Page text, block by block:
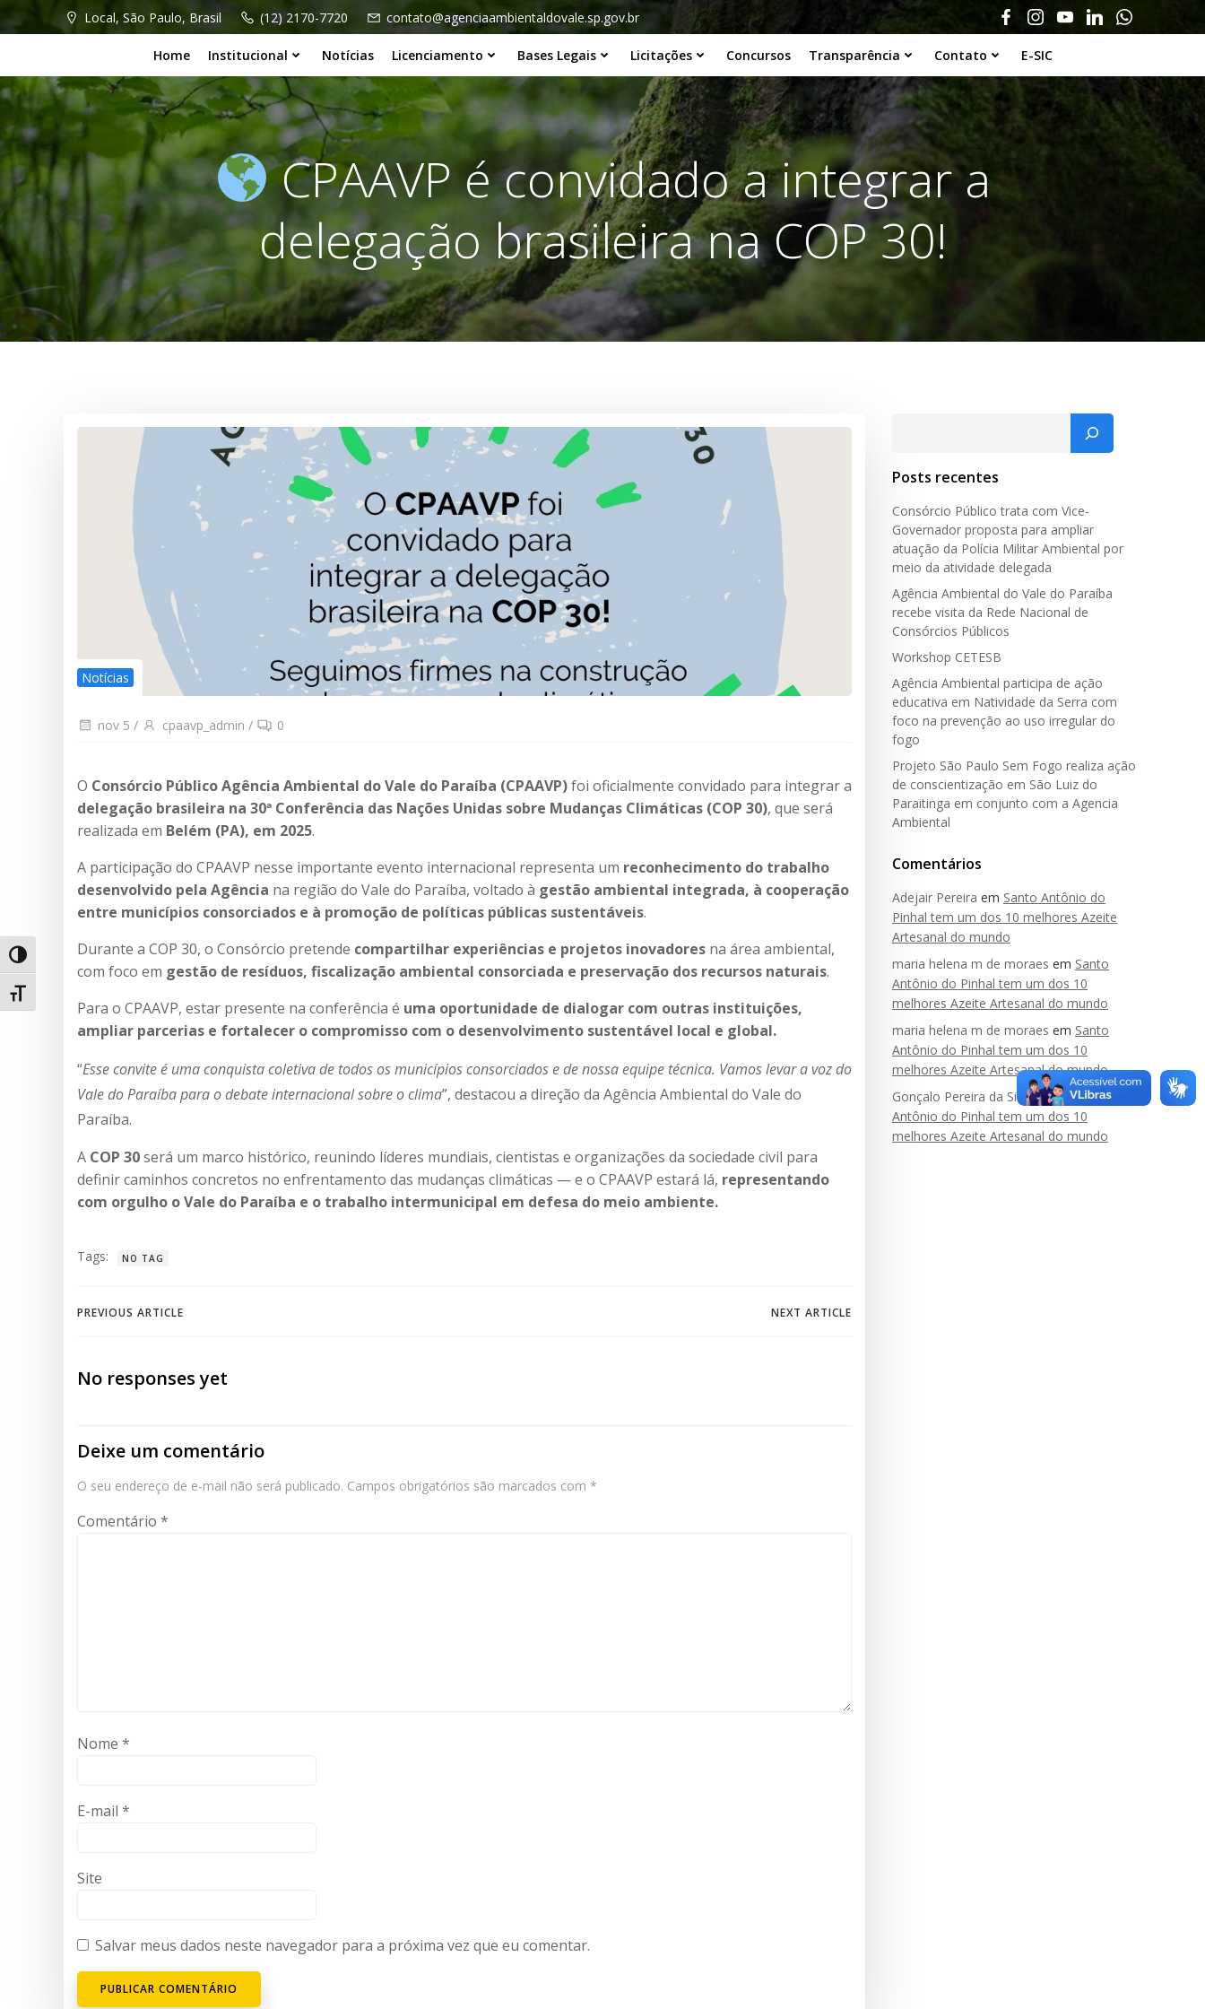
Alternar alto contraste
Alternar tamanho da fonte
para
conteúdo
Local, São Paulo, Brasil (12) 2170-7720 contato@agenciaambientaldovale.sp.gov.br
Home Institucional Notícias Licenciamento Bases Legais Licitações Concursos Transparência Contato E-SIC
CPAAVP é convidado a integrar a
delegação brasileira na COP 30!
Notícias
nov 5 / cpaavp_admin / 0
O Consórcio Público Agência Ambiental do Vale do Paraíba (CPAAVP)foi oficialmente convidado para integrar a
delegação brasileira na 30ª Conferência das Nações Unidas sobre Mudanças Climáticas (COP 30), que será
realizada em Belém (PA), em 2025.
A participação do CPAAVP nesse importante evento internacional representa um reconhecimento do trabalho
desenvolvido pela Agência na região do Vale do Paraíba, voltado à gestão ambiental integrada, à cooperação
entre municípios consorciados e à promoção de políticas públicas sustentáveis.
Durante a COP 30, o Consórcio pretende compartilhar experiências e projetos inovadores na área ambiental,
com foco em gestão de resíduos, fiscalização ambiental consorciada e preservação dos recursos naturais.
Para o CPAAVP, estar presente na conferência é uma oportunidade de dialogar com outras instituições,
ampliar parcerias e fortalecer o compromisso com o desenvolvimento sustentável local e global.
“Esse convite é uma conquista coletiva de todos os municípios consorciados e de nossa equipe técnica. Vamos levar a voz do
Vale do Paraíba para o debate internacional sobre o clima”, destacou a direção da Agência Ambiental do Vale do
Paraíba.
A COP 30será um marco histórico, reunindo líderes mundiais, cientistas e organizações da sociedade civil para
definir caminhos concretos no enfrentamento das mudanças climáticas — e o CPAAVP estará lá, representando
com orgulho o Vale do Paraíba e o trabalho intermunicipal em defesa do meio ambiente.
Tags: NO TAG
Post
navigation
PREVIOUS ARTICLE NEXT ARTICLE
No responses yet
Deixe um comentário
O seu endereço de e-mail não será publicado. Campos obrigatórios são marcados com *
Comentário *
Nome *
E-mail *
Site
Salvar meus dados neste navegador para a próxima vez que eu comentar.
Posts recentes
Consórcio Público trata com Vice-
Governador proposta para ampliar
atuação da Polícia Militar Ambiental por
meio da atividade delegada
Agência Ambiental do Vale do Paraíba
recebe visita da Rede Nacional de
Consórcios Públicos
Workshop CETESB
Agência Ambiental participa de ação
educativa em Natividade da Serra com
foco na prevenção ao uso irregular do
fogo
Projeto São Paulo Sem Fogo realiza ação
de conscientização em São Luiz do
Paraitinga em conjunto com a Agencia
Ambiental
Comentários
Adejair Pereira em Santo Antônio do
Pinhal tem um dos 10 melhores Azeite
Artesanal do mundo
maria helena m de moraes em Santo
Antônio do Pinhal tem um dos 10
melhores Azeite Artesanal do mundo
maria helena m de moraes em Santo
Antônio do Pinhal tem um dos 10
melhores Azeite Artesanal do mundo
Gonçalo Pereira da SilvaemSanto
Antônio do Pinhal tem um dos 10
melhores Azeite Artesanal do mundo